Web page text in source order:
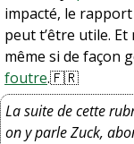
impacté, le rapport
peut t’être utile.
même si de façon
foutre.🇫🇷
La suite de cette
on y parle Zuck,